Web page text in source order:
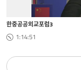
한중공공외교포럼3
1:14:51